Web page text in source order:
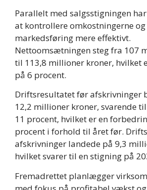
Parallelt med salgsstigningen
at kontrollere omkostningerne
markedsføring mere effektivt.
Nettoomsætningen steg fra 107
til 113,8 millioner kroner, hvilket
på 6 procent.
Driftsresultatet før afskrivninger
12,2 millioner kroner, svarende
11 procent, hvilket er en
procent i forhold til året før.
afskrivninger landede på 9,3
hvilket svarer til en stigning på
Fremadrettet planlægger